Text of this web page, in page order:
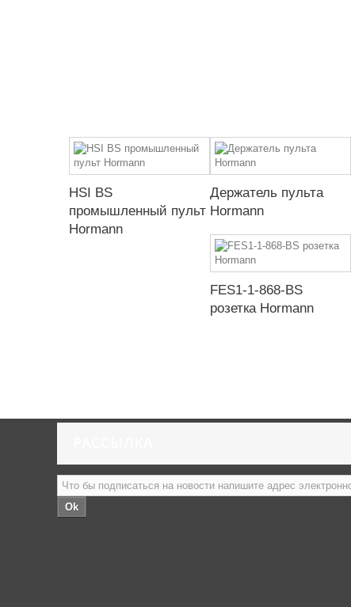
HSI BS
промышленный пульт
Hormann
Держатель пульта
Hormann
FES1-1-868-BS
розетка Hormann
Ok